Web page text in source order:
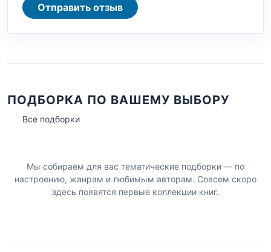
Отправить отзыв
ПОДБОРКА ПО ВАШЕМУ ВЫБОРУ
Все подборки
Мы собираем для вас тематические подборки — по
настроению, жанрам и любимым авторам. Совсем скоро
здесь появятся первые коллекции книг.